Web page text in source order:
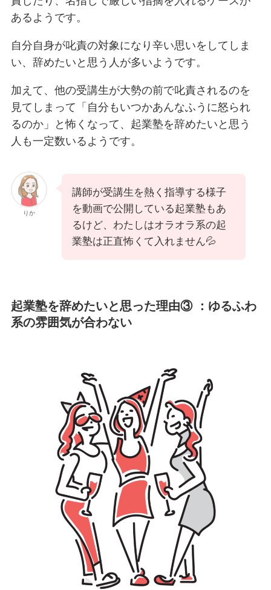
あるようです。
自分自身が叱責の対象になり辛い思いをしてしま
い、辞めたいと思う人が多いようです。
加えて、他の受講生が大勢の前で叱責されるのを
見てしまって「自分もいつかあんなふうに怒られ
るのか」と怖くなって、起業塾を辞めたいと思う
人も一定数いるようです。
りか
講師が受講生を熱く指導する様子
を動画で公開している起業塾もあ
るけど、わたしはオラオラ系の起
業塾は正直怖くて入れません💦
起業塾を辞めたいと思った理由③ ：ゆるふわ
系の雰囲気が合わない